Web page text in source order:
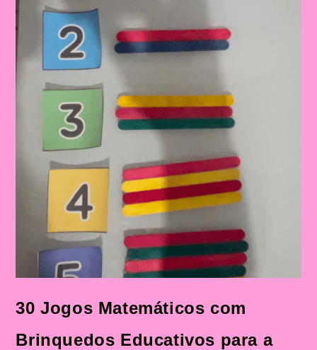
30 Jogos Matemáticos com
Brinquedos Educativos para a